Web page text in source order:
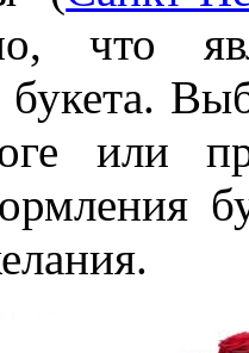
что
или